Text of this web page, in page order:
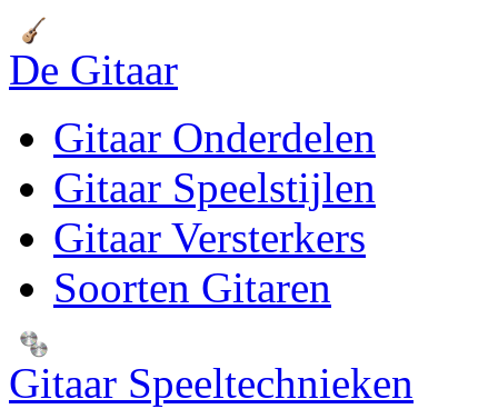
De Gitaar
Gitaar Onderdelen
Gitaar Speelstijlen
Gitaar Versterkers
Soorten Gitaren
Gitaar Speeltechnieken